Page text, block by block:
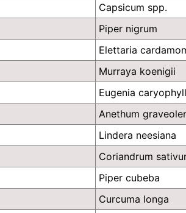
Capsicum spp.
Piper nigrum
Elettaria
Murraya koenigii
Eugenia
Anethum
Lindera neesiana
Coriandrum
Piper cubeba
Curcuma longa